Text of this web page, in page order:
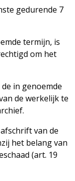
gedurende 7
termijn, is
om het
in genoemde
de werkelijk te
van de
het belang van
(art. 19